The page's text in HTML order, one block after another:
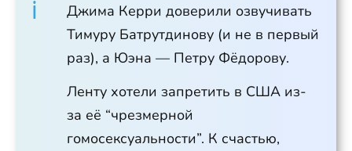
Джима Керри доверили озвучивать
Тимуру Батрутдинову (и не в первый
раз), а Юэна — Петру Фёдорову.
Ленту хотели запретить в США из-
за её “чрезмерной
гомосексуальности”. К счастью,